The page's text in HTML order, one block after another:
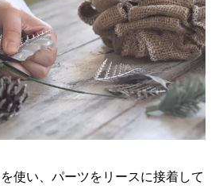
使い、パーツをリースに接着して